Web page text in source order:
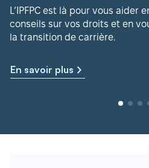
L’IPFPC est là pour vous aider
conseils sur vos droits et en
la transition de carrière.
En savoir plus